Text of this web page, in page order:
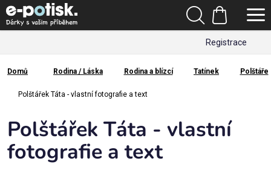
Přejít
na
obsah
Registrace
Hledat
Nákupní
košík
Kategorie
Dárek
pro
Domů
Domů Rodina / Láska Rodina a blízcí Tatínek Polštáře
Polštářek Táta - vlastní fotografie a text
Polštářek Táta - vlastní
fotografie a text